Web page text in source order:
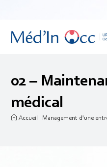
02 –
médical
Accueil Management d'une